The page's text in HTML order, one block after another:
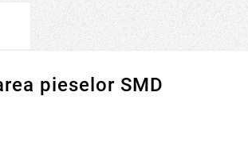
pieselor SMD